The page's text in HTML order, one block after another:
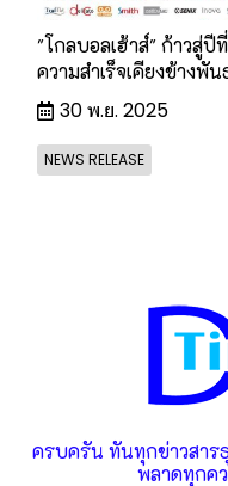
"โกลบอลเฮ้าส์" ก้าวสู่ปี
ความสำเร็จเคียงข้างพั
30 พ.ย. 2025
NEWS RELEASE
ครบครัน ทันทุกข่าวสาร
พลาดทุกค